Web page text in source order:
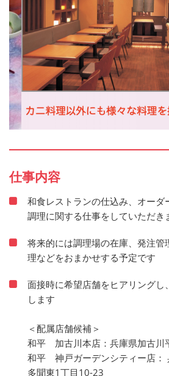
仕事内容
和食レストランの仕込み、オーダ
調理に関する仕事をしていただき
将来的には調理場の在庫、発注管
理などをおまかせする予定です
面接時に希望店舗をヒアリングし
します
＜配属店舗候補＞
和平 加古川本店：兵庫県加古川
和平 神戸ガーデンシティー店：
多聞東1丁目10-23